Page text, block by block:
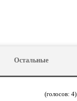
Остальные
(голосов: 4)